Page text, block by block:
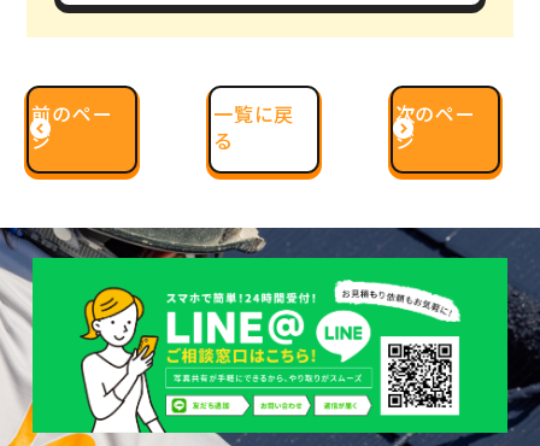
前のペー
ジ
一覧に戻
る
次のペー
ジ